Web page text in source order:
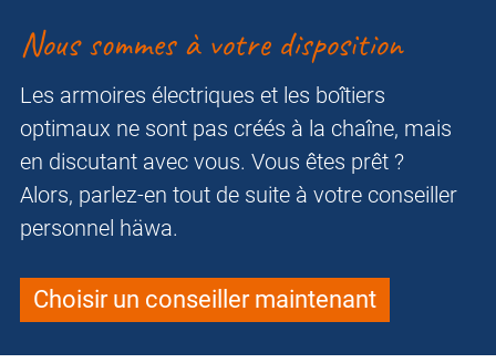
Nous sommes à votre disposition
Les armoires électriques et les boîtiers
optimaux ne sont pas créés à la chaîne, mais
en discutant avec vous. Vous êtes prêt ?
Alors, parlez-en tout de suite à votre conseiller
personnel häwa.
Choisir un conseiller maintenant